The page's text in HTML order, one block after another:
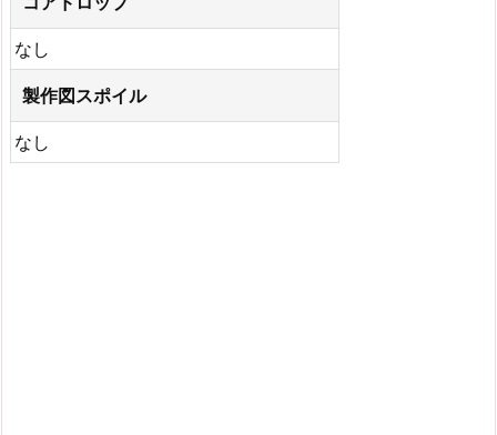
なし
製作図スポイル
なし